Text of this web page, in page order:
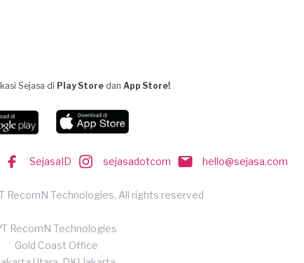
Sejasa di Play Store dan App Store!
SejasaID sejasadotcom hello@sejasa.com
RecomN Technologies, All rights reserved
RecomN Technologies
Gold Coast Office